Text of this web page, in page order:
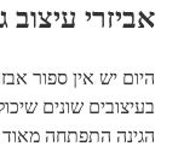
אביזרי עיצוב
היום יש אין ספור
בעיצובים שונים
הגינה התפתחה מאוד